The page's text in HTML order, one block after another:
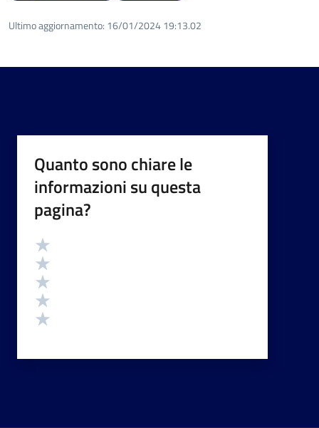
Ultimo aggiornamento: 16/01/2024 19:13.02
Quanto sono chiare le
informazioni su questa
pagina?
Valutazione